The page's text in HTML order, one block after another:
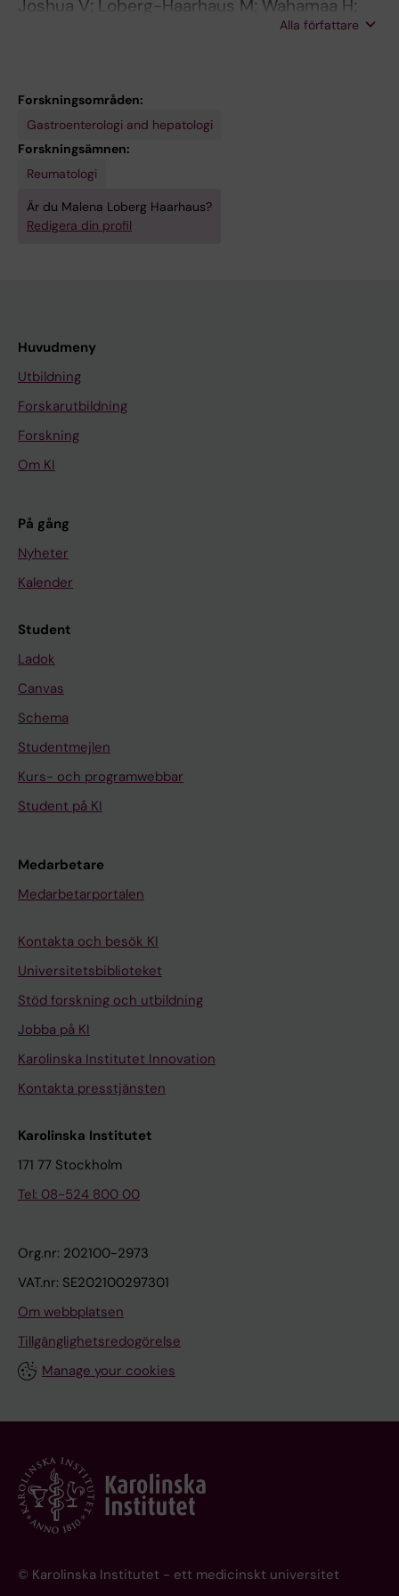
Joshua V; Loberg-Haarhaus M; Wahamaa H;
Hensvold A; Skold M; Grunewald J; Klareskog L;
Alla författare
Forskningsområden:
Gastroenterologi and hepatologi
Forskningsämnen:
Reumatologi
Är du Malena Loberg Haarhaus?
Redigera din profil
Huvudmeny
Utbildning
Forskarutbildning
Forskning
Om KI
På gång
Nyheter
Kalender
Student
Ladok
Canvas
Schema
Studentmejlen
Kurs- och programwebbar
Student på KI
Medarbetare
Medarbetarportalen
Kontakta och besök KI
Universitetsbiblioteket
Stöd forskning och utbildning
Jobba på KI
Karolinska Institutet Innovation
Kontakta presstjänsten
Karolinska Institutet
171 77 Stockholm
Tel: 08-524 800 00
Org.nr: 202100-2973
VAT.nr: SE202100297301
Om webbplatsen
Tillgänglighetsredogörelse
Manage your cookies
© Karolinska Institutet - ett medicinskt universitet